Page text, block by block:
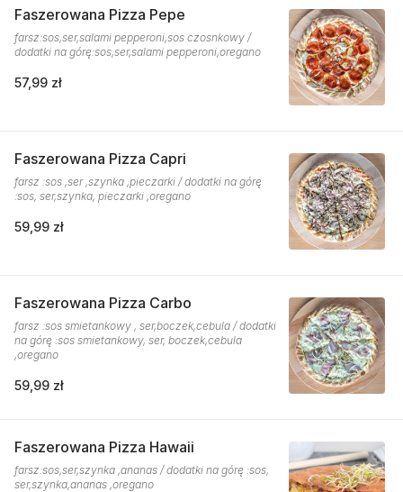
Faszerowana Pizza Pepe
farsz:sos,ser,salami pepperoni,sos czosnkowy /
dodatki na górę:sos,ser,salami pepperoni,oregano
57,99 zł
Faszerowana Pizza Capri
farsz :sos ,ser ,szynka ,pieczarki / dodatki na górę
:sos, ser,szynka, pieczarki ,oregano
59,99 zł
Faszerowana Pizza Carbo
farsz :sos smietankowy , ser,boczek,cebula / dodatki
na górę :sos smietankowy, ser, boczek,cebula
,oregano
59,99 zł
Faszerowana Pizza Hawaii
farsz:sos,ser,szynka ,ananas / dodatki na górę :sos,
ser,szynka,ananas ,oregano